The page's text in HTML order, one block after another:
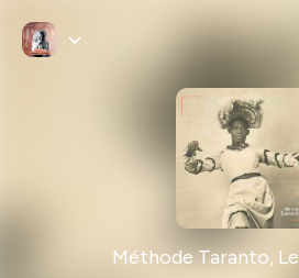
Méthode Taranto,